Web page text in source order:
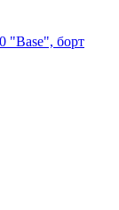
"Base", борт